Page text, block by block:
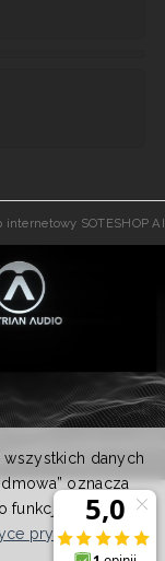
internetowy SOTESHOP AI
wszystkich danych
oznacza
funkcjonowania
prywatności.